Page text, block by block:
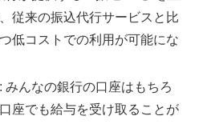
従来の振込代行サービスと比
低コストでの利用が可能にな
: みんなの銀行の口座はもちろ
座でも給与を受け取ることが